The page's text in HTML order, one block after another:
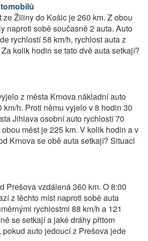
ze Žiliny do Košic je 260 km. Z obou
naproti sobě současně 2 auta. Auto
rychlostí 58 km/h, rychlost auta z
kolik hodin se tato dvě auta setkají?
z města Krnova nákladní auto
km/h. Proti němu vyjelo v 8 hodin 30
Jihlava osobní auto rychlostí 70
měst je 225 km. V kolik hodin a v
Krnova se obě auta setkají? Situaci
Prešova vzdálená 360 km. O 8:00
z těchto míst naproti sobě auta
rychlostmi 88 km/h a 121
se setkají a jaké dráhy přitom
auto jedoucí z Prešova jede